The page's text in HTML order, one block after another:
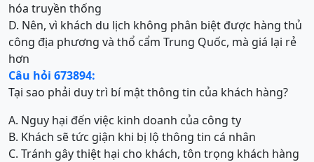
hóa truyền thống
D. Nên, vì khách du lịch không phân biệt được hàng thủ
công địa phương và thổ cẩm Trung Quốc, mà giá lại rẻ
hơn
Câu hỏi 673894:
Tại sao phải duy trì bí mật thông tin của khách hàng?
A. Nguy hại đến việc kinh doanh của công ty
B. Khách sẽ tức giận khi bị lộ thông tin cá nhân
C. Tránh gây thiệt hại cho khách, tôn trọng khách hàng